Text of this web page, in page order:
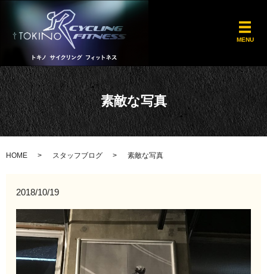
MENU
素敵な写真
HOME スタッフブログ 素敵な写真
2018/10/19